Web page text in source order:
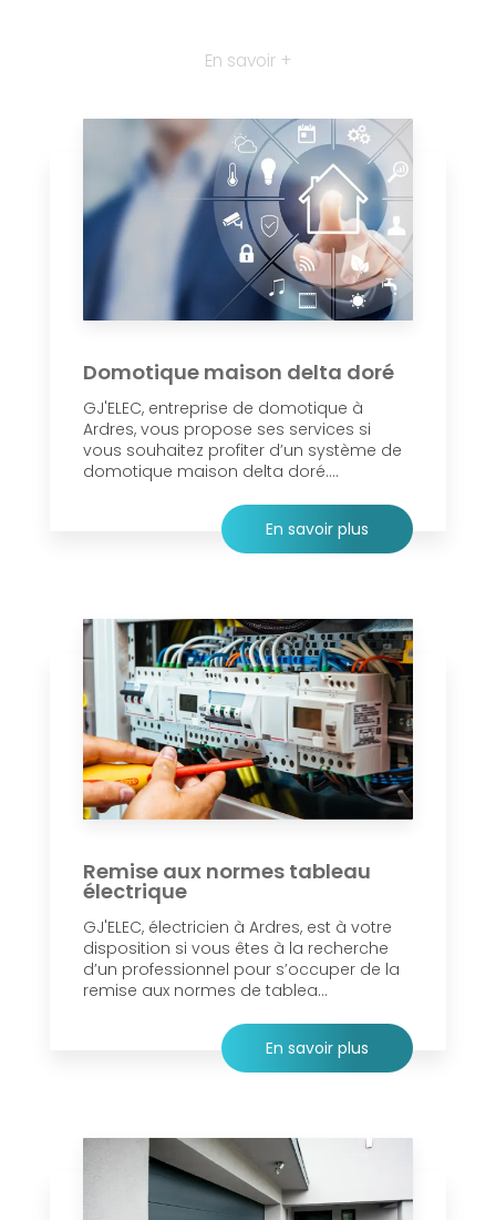
En savoir +
Domotique maison delta doré
GJ'ELEC, entreprise de domotique à
Ardres, vous propose ses services si
vous souhaitez profiter d’un système de
domotique maison delta doré....
En savoir plus
Remise aux normes tableau
électrique
GJ'ELEC, électricien à Ardres, est à votre
disposition si vous êtes à la recherche
d’un professionnel pour s’occuper de la
remise aux normes de tablea...
En savoir plus